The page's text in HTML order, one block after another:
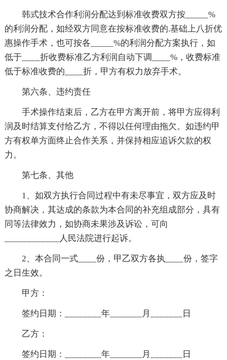
韩式技术合作利润分配达到标准收费双方按_____%
的利润分配，如经双方同意在按标准收费的.基础上八折优
惠操作手术，也可按各_____%的利润分配方案执行，如
低于____折收费标准乙方利润自动下调____%，收费标准
低于标准收费的____折，甲方有权力放弃手术。
第六条、违约责任
手术操作结束后，乙方在甲方离开前，将甲方应得利
润及时结算支付给乙方，不得以任何理由拖欠。如违约甲
方有权单方面终止合作关系，并保持相应追诉欠款的权
力。
第七条、其他
1、如双方执行合同过程中有未尽事宜，双方应及时
协商解决，其达成的条款为本合同的补充组成部分，具有
同等法律效力，如协商未果涉及诉讼，可向
____________人民法院进行起诉。
2、本合同一式____份，甲乙双方各执____份，签字
之日生效。
甲方：
签约日期：________年_______月_______日
乙方：
签约日期：________年_______月_______日